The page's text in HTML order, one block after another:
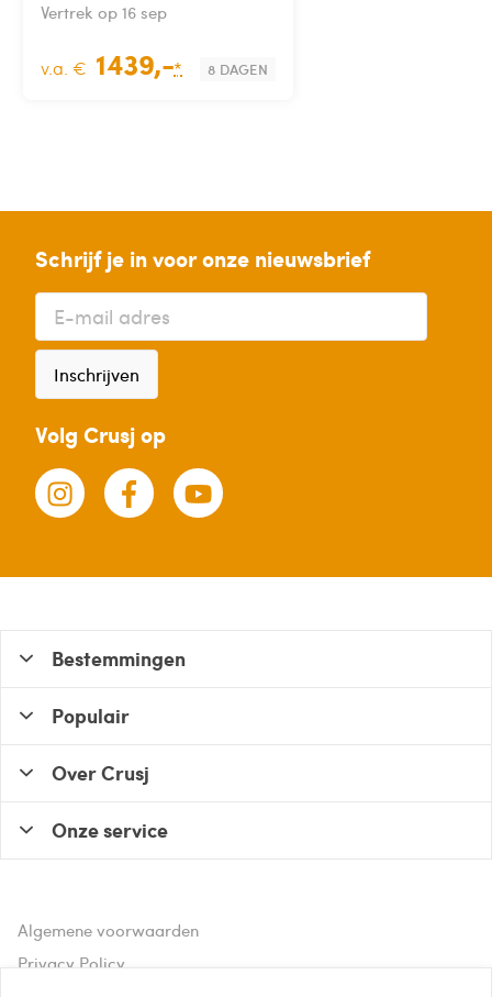
Vertrek op 16 sep
v.a. € 1439,-* 8 DAGEN
Schrijf je in voor onze nieuwsbrief
Inschrijven
Volg Crusj op
Bestemmingen
Populair
Over Crusj
Onze service
Algemene voorwaarden
Privacy Policy